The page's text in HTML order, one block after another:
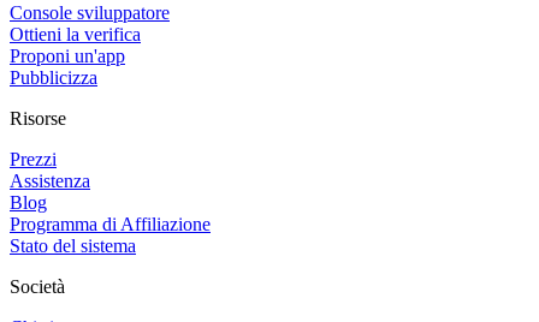
Console sviluppatore
Ottieni la verifica
Proponi un'app
Pubblicizza
Risorse
Prezzi
Assistenza
Blog
Programma di Affiliazione
Stato del sistema
Società